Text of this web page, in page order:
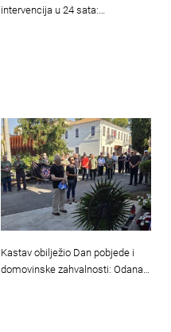
intervencija u 24 sata:…
Kastav obilježio Dan pobjede i
domovinske zahvalnosti: Odana…